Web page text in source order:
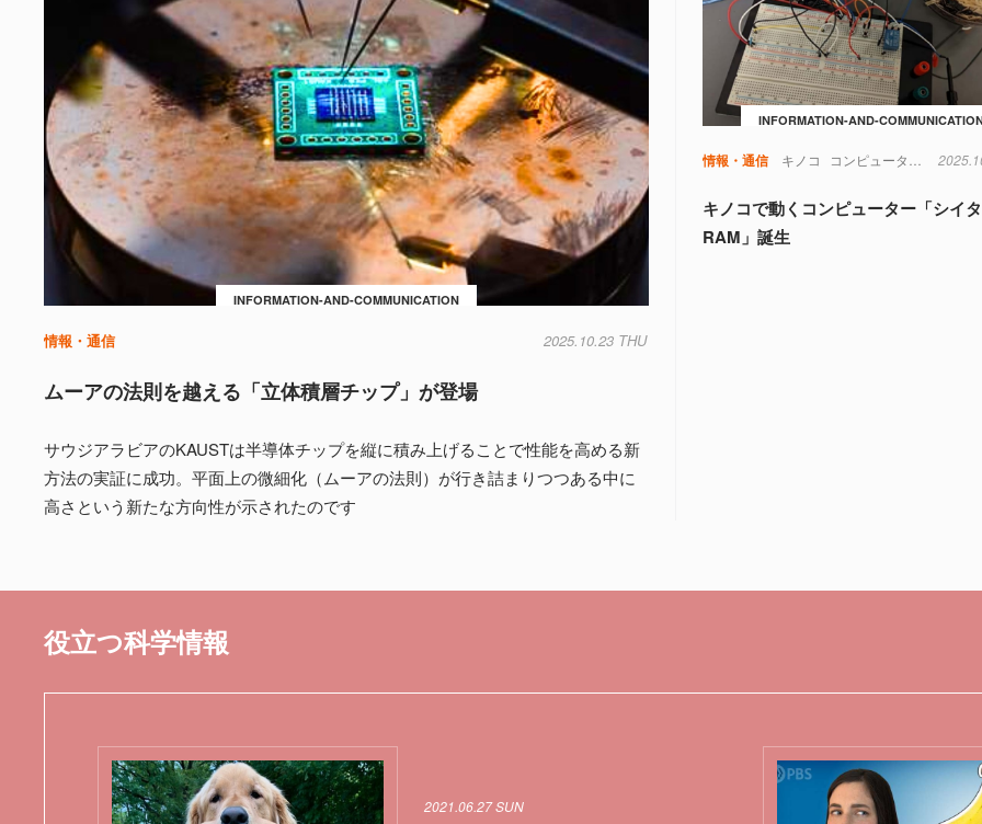
INFORMATION-AND-COMMUNICATION
情報・通信 2025.10.23 THU
ムーアの法則を越える「立体積層チップ」が登場
サウジアラビアのKAUSTは半導体チップを縦に積み上げることで性能を高める新
方法の実証に成功。平面上の微細化（ムーアの法則）が行き詰まりつつある中に
高さという新たな方向性が示されたのです
INFORMATION-AND-
情報・通信 キノコ コンピュータ 記憶 電極
キノコで動くコンピューター「シイ
RAM」誕生
役立つ科学情報
2021.06.27 SUN